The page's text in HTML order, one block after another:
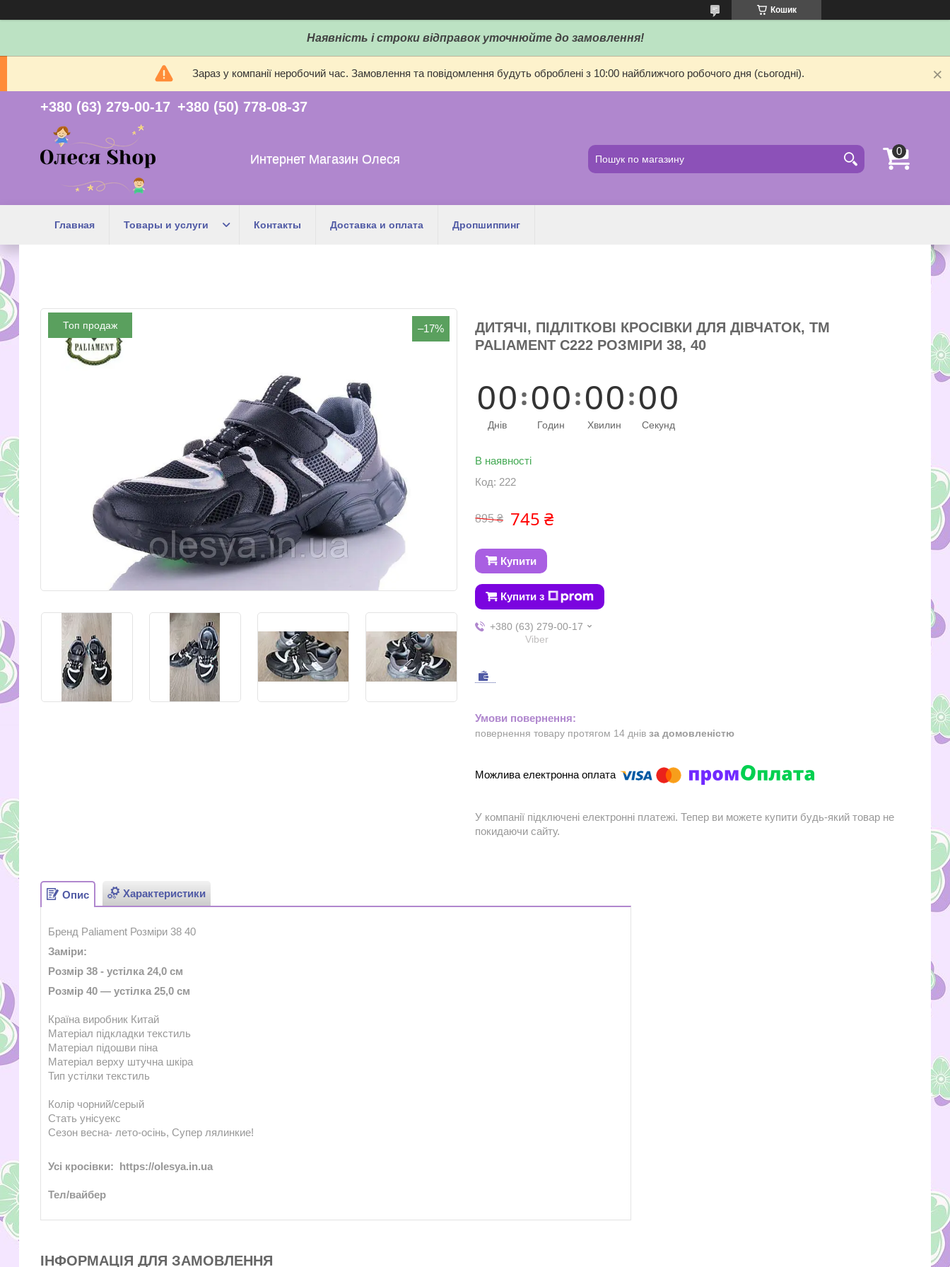
Кошик
Наявність і строки відправок уточнюйте до замовлення!
Зараз у компанії неробочий час. Замовлення та повідомлення будуть оброблені з 10:00 найближчого робочого дня (сьогодні).
+380 (63) 279-00-17 +380 (50) 778-08-37
Интернет Магазин Олеся
Главная Товары и услуги Контакты Доставка и оплата Дропшиппинг
Топ продаж –17%
ДИТЯЧІ, ПІДЛІТКОВІ КРОСІВКИ ДЛЯ ДІВЧАТОК, ТМ
PALIAMENT C222 РОЗМІРИ 38, 40
00
Днів
00
Годин
00
Хвилин
00
Секунд
В наявності
Код: 222
895 ₴ 745 ₴
Купити
Купити з
+380 (63) 279-00-17
Viber
повернення товару протягом 14 днів за домовленістю
У компанії підключені електронні платежі. Тепер ви можете купити будь-який товар не
покидаючи сайту.
Опис Характеристики
Бренд Paliament Розміри 38 40
Заміри:
Розмір 38 - устілка 24,0 см
Розмір 40 — устілка 25,0 см
Країна виробник Китай
Матеріал підкладки текстиль
Матеріал підошви піна
Матеріал верху штучна шкіра
Тип устілки текстиль
Колір чорний/серый
Стать унісуекс
Сезон весна- лето-осінь, Супер лялинкие!
Усі кросівки: https://olesya.in.ua
Тел/вайбер
ІНФОРМАЦІЯ ДЛЯ ЗАМОВЛЕННЯ